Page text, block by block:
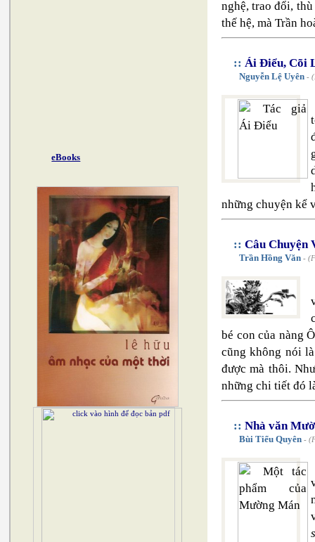
eBooks
nghệ, trao đổi,
thế hệ, mà Trần
::Ái Điểu, Cõi
Nguyễn Lệ Uyên-
những chuyện kể
::Câu Chuyện
Trần Hồng Văn-
bé con của nàng
cũng không nói
được mà thôi.
những chi tiết đó
::Nhà văn
Bùi Tiểu Quyên-